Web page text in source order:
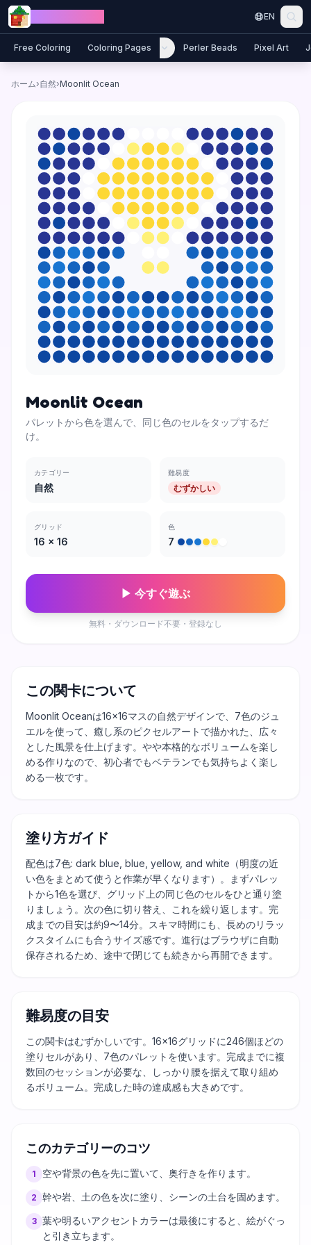
Skip to content
EN
Free Coloring Coloring Pages Perler Beads Pixel Art
ホーム›自然›Moonlit Ocean
Moonlit Ocean
パレットから色を選んで、同じ色のセルをタップするだ
け。
カテゴリー
自然
難易度
むずかしい
グリッド
16 × 16
色
7
▶ 今すぐ遊ぶ
無料・ダウンロード不要・登録なし
この関卡について
Moonlit Oceanは16×16マスの自然デザインで、7色のジュ
エルを使って、癒し系のピクセルアートで描かれた、広々
とした風景を仕上げます。やや本格的なボリュームを楽し
める作りなので、初心者でもベテランでも気持ちよく楽し
める一枚です。
塗り方ガイド
配色は7色: dark blue, blue, yellow, and white（明度の近
い色をまとめて使うと作業が早くなります）。まずパレッ
トから1色を選び、グリッド上の同じ色のセルをひと通り塗
りましょう。次の色に切り替え、これを繰り返します。完
成までの目安は約9〜14分。スキマ時間にも、長めのリラッ
クスタイムにも合うサイズ感です。進行はブラウザに自動
保存されるため、途中で閉じても続きから再開できます。
難易度の目安
この関卡はむずかしいです。16×16グリッドに246個ほどの
塗りセルがあり、7色のパレットを使います。完成までに複
数回のセッションが必要な、しっかり腰を据えて取り組め
るボリューム。完成した時の達成感も大きめです。
このカテゴリーのコツ
1 空や背景の色を先に置いて、奥行きを作ります。
2 幹や岩、土の色を次に塗り、シーンの土台を固めます。
3 葉や明るいアクセントカラーは最後にすると、絵がぐっ
と引き立ちます。